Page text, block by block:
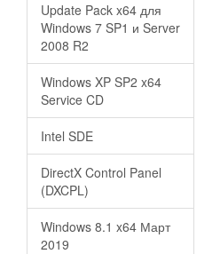
Update Pack x64 для
Windows 7 SP1 и Server
2008 R2
Windows XP SP2 x64
Service CD
Intel SDE
DirectX Control Panel
(DXCPL)
Windows 8.1 x64 Март
2019